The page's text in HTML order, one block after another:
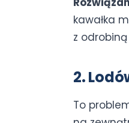
kawałka
z
2.
To